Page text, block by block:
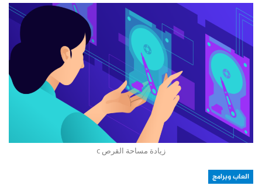
زيادة مساحة القرص c
العاب وبرامج